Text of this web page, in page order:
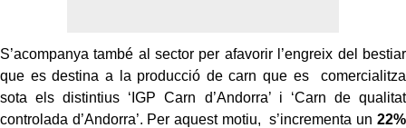
S’acompanya també al sector per afavorir l’engreix del bestiar
que es destina a la producció de carn que es comercialitza
sota els distintius ‘IGP Carn d’Andorra’ i ‘Carn de qualitat
controlada d’Andorra’. Per aquest motiu, s’incrementa un 22%